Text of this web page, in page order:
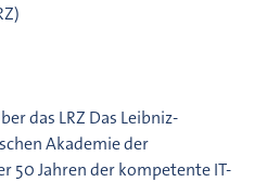
das LRZ Das Leibniz-
Akademie der
50 Jahren der kompetente IT-